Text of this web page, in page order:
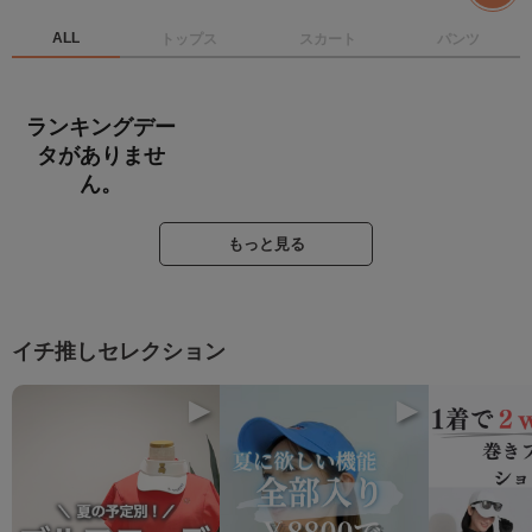
ALL トップス スカート パンツ
ランキングデー
タがありませ
ん。
もっと見る
イチ推しセレクション
▶ ▶